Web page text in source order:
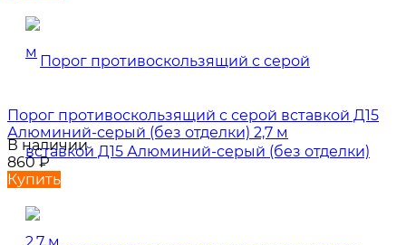
Порог противоскользящий с серой вставкой Д15
Алюминий-серый (без отделки) 2,7 м
В наличии
860₽
Купить